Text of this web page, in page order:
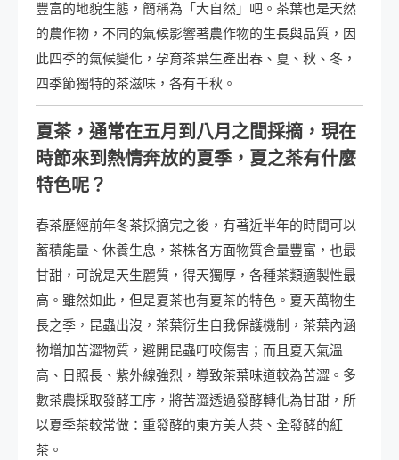
豐富的地貌生態，簡稱為「大自然」吧。茶葉也是天然
的農作物，不同的氣候影響著農作物的生長與品質，因
此四季的氣候變化，孕育茶葉生產出春、夏、秋、冬，
四季節獨特的茶滋味，各有千秋。
夏茶，通常在五月到八月之間採摘，現在
時節來到熱情奔放的夏季，夏之茶有什麼
特色呢？
春茶歷經前年冬茶採摘完之後，有著近半年的時間可以
蓄積能量、休養生息，茶株各方面物質含量豐富，也最
甘甜，可說是天生麗質，得天獨厚，各種茶類適製性最
高。雖然如此，但是夏茶也有夏茶的特色。夏天萬物生
長之季，昆蟲出沒，茶葉衍生自我保護機制，茶葉內涵
物增加苦澀物質，避開昆蟲叮咬傷害；而且夏天氣溫
高、日照長、紫外線強烈，導致茶葉味道較為苦澀。多
數茶農採取發酵工序，將苦澀透過發酵轉化為甘甜，所
以夏季茶較常做：重發酵的東方美人茶、全發酵的紅
茶。